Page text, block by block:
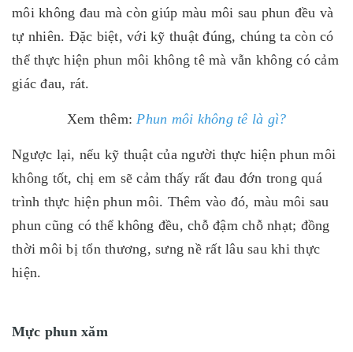
môi không đau mà còn giúp màu môi sau phun đều và
tự nhiên. Đặc biệt, với kỹ thuật đúng, chúng ta còn có
thể thực hiện phun môi không tê mà vẫn không có cảm
giác đau, rát.
Xem thêm: Phun môi không tê là gì?
Ngược lại, nếu kỹ thuật của người thực hiện phun môi
không tốt, chị em sẽ cảm thấy rất đau đớn trong quá
trình thực hiện phun môi. Thêm vào đó, màu môi sau
phun cũng có thể không đều, chỗ đậm chỗ nhạt; đồng
thời môi bị tổn thương, sưng nề rất lâu sau khi thực
hiện.
Mực phun xăm